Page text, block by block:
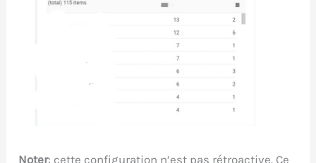
Noter: cette configuration n’est pas rétroactive. Ce